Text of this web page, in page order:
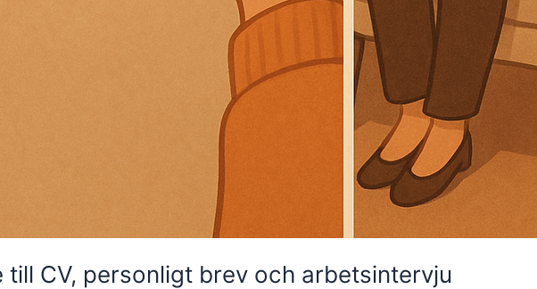
till CV, personligt brev och arbetsintervju